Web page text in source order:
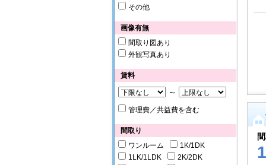
その他
画像有無
間取り図あり
外観写真あり
賃料
～
管理費／共益費を含む
間取り
ワンルーム
1K/1DK
1LK/1LDK
2K/2DK